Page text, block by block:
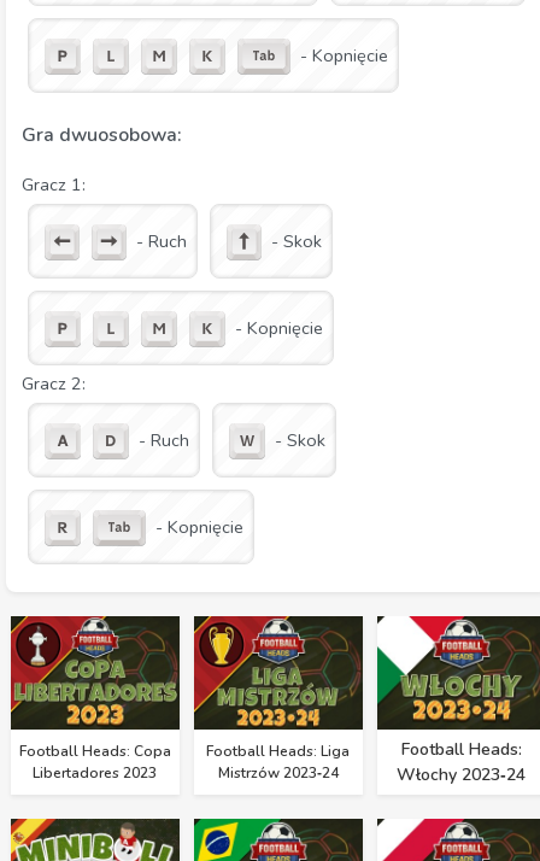
- Kopnięcie
Gra dwuosobowa:
Gracz 1:
- Ruch - Skok
- Kopnięcie
Gracz 2:
- Ruch - Skok
- Kopnięcie
Football Heads: Copa
Libertadores 2023
Football Heads: Liga
Mistrzów 2023‑24
Football Heads:
Włochy 2023‑24